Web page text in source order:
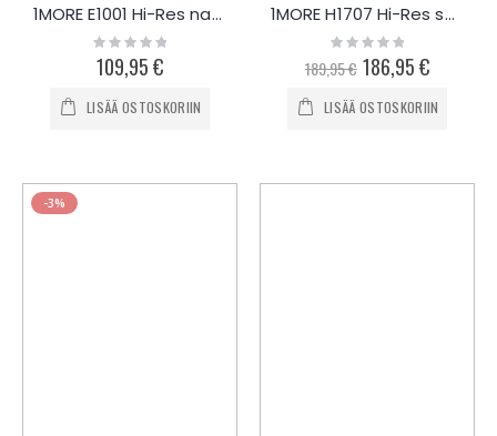
1MORE E1001 Hi-Res nappikuulokkeet mikrofonilla
Rating:
0%
109,95 €
LISÄÄ OSTOSKORIIN
1MORE H1707 Hi-Res sankakuulokkeet
Rating:
189,95 € Special
Price
186,95 €
LISÄÄ OSTOSKORIIN
-3%